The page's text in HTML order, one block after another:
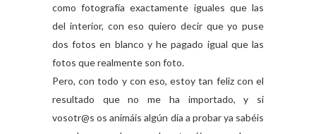
como fotografía exactamente iguales que las
del interior, con eso quiero decir que yo puse
dos fotos en blanco y he pagado igual que las
fotos que realmente son foto.
Pero, con todo y con eso, estoy tan feliz con el
resultado que no me ha importado, y si
vosotr@s os animáis algún día a probar ya sabéis